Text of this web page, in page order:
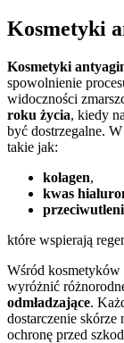
Kosmetyki
Kosmetyki
spowolnienie
widoczności
roku życia, kiedy
być dostrzegalne.
takie jak:
kolagen,
kwas
które wspierają
Wśród kosmetyków
wyróżnić
odmładzające.
dostarczenie
ochronę przed